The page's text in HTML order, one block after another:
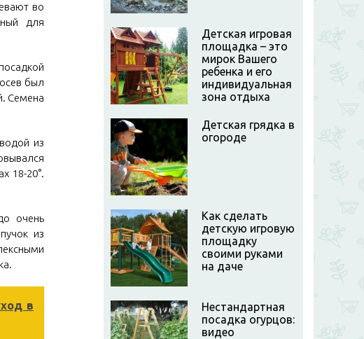
во
для
был
Семена
из
18-20°.
очень
из
в
Детская игровая
площадка – это
мирок Вашего
ребенка и его
индивидуальная
зона отдыха
Детская грядка в
огороде
Как сделать
детскую игровую
площадку
своими руками
на даче
Нестандартная
посадка огурцов:
видео